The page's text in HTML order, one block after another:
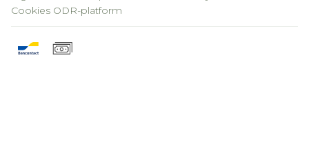
Cookies ODR-platform